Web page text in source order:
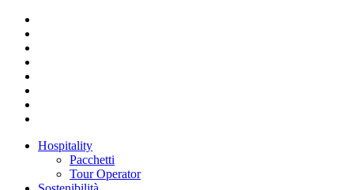
Hospitality
Pacchetti
Tour Operator